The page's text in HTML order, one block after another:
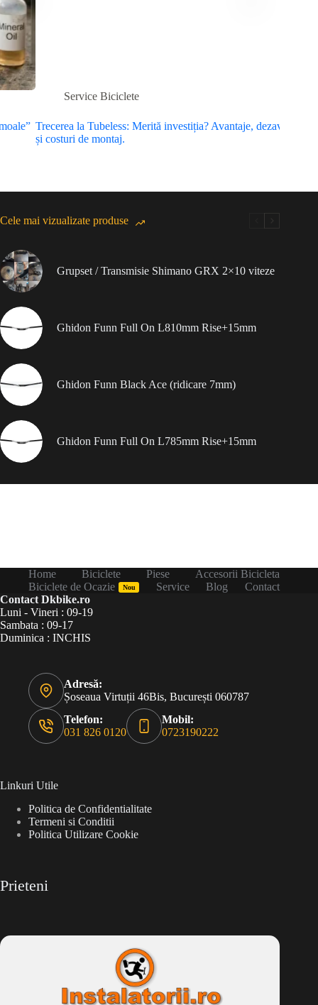
Service Biciclete
Trecerea la Tubeless: Merită investiția? Avantaje, dezavantaje
și costuri de montaj.
Cele mai vizualizate produse
Grupset / Transmisie Shimano GRX 2×10 viteze
Ghidon Funn Full On L810mm Rise+15mm
Ghidon Funn Black Ace (ridicare 7mm)
Ghidon Funn Full On L785mm Rise+15mm
Home Biciclete Piese
Accesorii Bicicleta
Biciclete de Ocazie
Nou Service Blog
Contact
Contact Dkbike.ro
Luni - Vineri : 09-19
Sambata : 09-17
Duminica : INCHIS
Adresă:
Șoseaua Virtuții 46Bis, București 060787
Telefon:
031 826 0120
Mobil:
0723190222
Linkuri Utile
Politica de Confidentialitate
Termeni si Conditii
Politica Utilizare Cookie
Prieteni